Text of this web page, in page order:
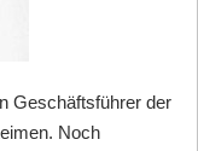
Geschäftsführer der
Noch